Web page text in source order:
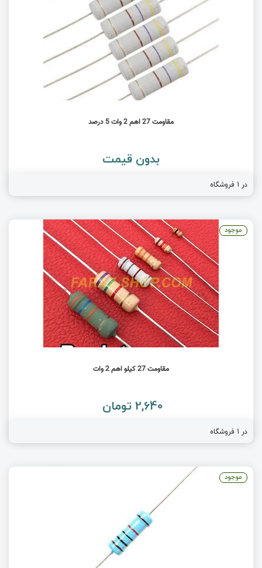
مقاومت 27 اهم 2 وات 5 درصد
بدون قیمت
در 1 فروشگاه
مقاومت 27 کیلو اهم 2 وات
2,640 تومان
در 1 فروشگاه
موجود
موجود